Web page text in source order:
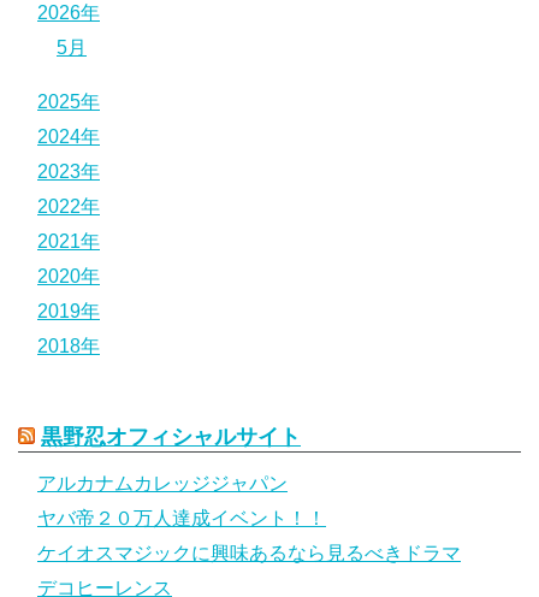
2026年
5月
2025年
2024年
2023年
2022年
2021年
2020年
2019年
2018年
黒野忍オフィシャルサイト
アルカナムカレッジジャパン
ヤバ帝２０万人達成イベント！！
ケイオスマジックに興味あるなら見るべきドラマ
デコヒーレンス